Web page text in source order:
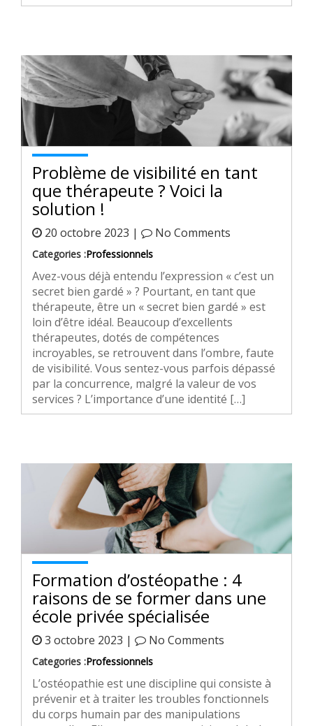
Problème de visibilité en tant
que thérapeute ? Voici la
solution !
20 octobre 2023 | No Comments
Categories :Professionnels
Avez-vous déjà entendu l’expression « c’est un
secret bien gardé » ? Pourtant, en tant que
thérapeute, être un « secret bien gardé » est
loin d’être idéal. Beaucoup d’excellents
thérapeutes, dotés de compétences
incroyables, se retrouvent dans l’ombre, faute
de visibilité. Vous sentez-vous parfois dépassé
par la concurrence, malgré la valeur de vos
services ? L’importance d’une identité […]
Formation d’ostéopathe : 4
raisons de se former dans une
école privée spécialisée
3 octobre 2023 | No Comments
Categories :Professionnels
L’ostéopathie est une discipline qui consiste à
prévenir et à traiter les troubles fonctionnels
du corps humain par des manipulations